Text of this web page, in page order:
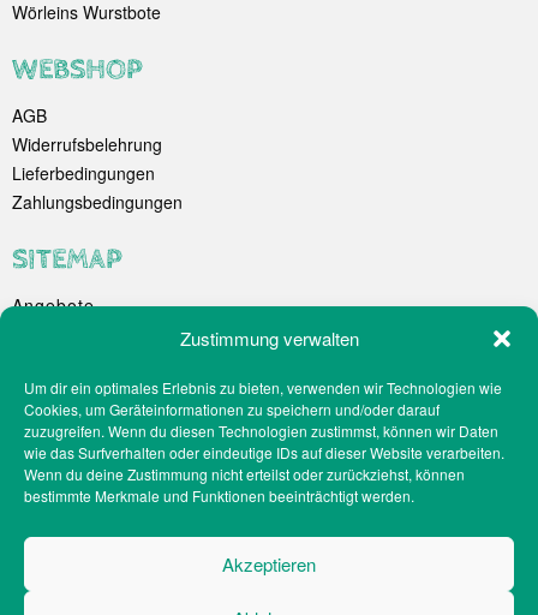
Zustimmung verwalten
Um dir ein optimales Erlebnis zu bieten, verwenden wir Technologien wie
Cookies, um Geräteinformationen zu speichern und/oder darauf
zuzugreifen. Wenn du diesen Technologien zustimmst, können wir Daten
wie das Surfverhalten oder eindeutige IDs auf dieser Website verarbeiten.
Wenn du deine Zustimmung nicht erteilst oder zurückziehst, können
bestimmte Merkmale und Funktionen beeinträchtigt werden.
Akzeptieren
Wörleins Wurstbote
WEBSHOP
AGB
Widerrufsbelehrung
Lieferbedingungen
Zahlungsbedingungen
SITEMAP
Angebote
Catering
Webshop
Filialen
Kontakt
Teilnahmebedingungen Gewinnspiel
Impressum
Social-Media-Datenschutz